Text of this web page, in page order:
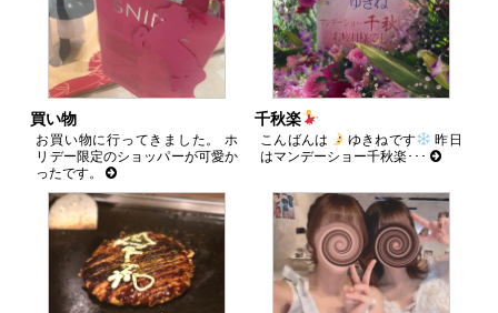
買い物
お買い物に行ってきました。 ホ
リデー限定のショッパーが可愛か
ったです。
千秋楽
こんばんは ゆきねです
昨日
はマンデーショー千秋楽･･･